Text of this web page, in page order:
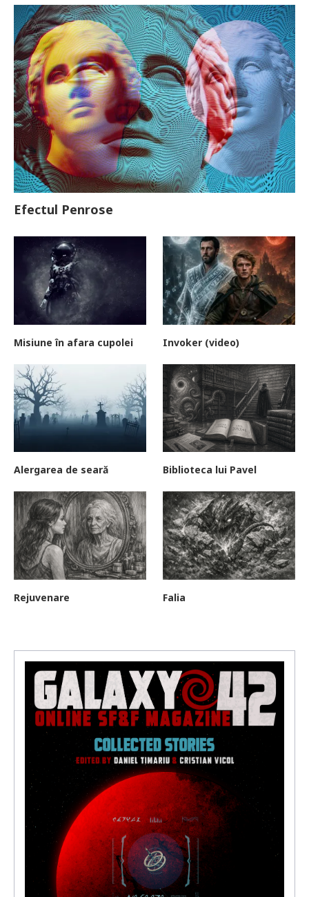
Efectul Penrose
Misiune în afara cupolei Invoker (video)
Alergarea de seară Biblioteca lui Pavel
Rejuvenare Falia